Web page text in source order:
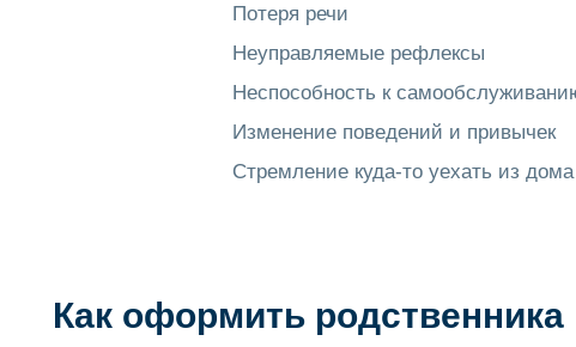
Потеря речи
Неуправляемые рефлексы
Неспособность к
Изменение поведений и привычек
Стремление куда-то уехать из дома
Как оформить родственника